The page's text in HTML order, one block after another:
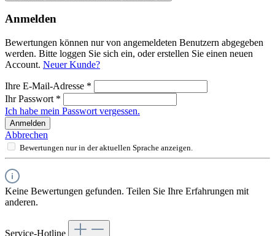
Anmelden
Bewertungen können nur von angemeldeten Benutzern abgegeben
werden. Bitte loggen Sie sich ein, oder erstellen Sie einen neuen
Account. Neuer Kunde?
Ihre E-Mail-Adresse *
Ihr Passwort *
Ich habe mein Passwort vergessen.
Anmelden
Abbrechen
Bewertungen nur in der aktuellen Sprache anzeigen.
Keine Bewertungen gefunden. Teilen Sie Ihre Erfahrungen mit
anderen.
Service-Hotline